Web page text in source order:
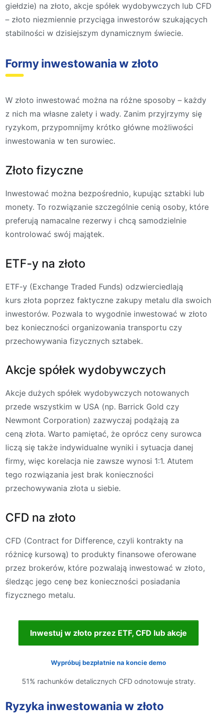
giełdzie) na złoto, akcje spółek wydobywczych lub CFD
– złoto niezmiennie przyciąga inwestorów szukających
stabilności w dzisiejszym dynamicznym świecie.
Formy inwestowania w złoto
W złoto inwestować można na różne sposoby – każdy
z nich ma własne zalety i wady. Zanim przyjrzymy się
ryzykom, przypomnijmy krótko główne możliwości
inwestowania w ten surowiec.
Złoto fizyczne
Inwestować można bezpośrednio, kupując sztabki lub
monety. To rozwiązanie szczególnie cenią osoby, które
preferują namacalne rezerwy i chcą samodzielnie
kontrolować swój majątek.
ETF-y na złoto
ETF-y (Exchange Traded Funds) odzwierciedlają
kurs złota poprzez faktyczne zakupy metalu dla swoich
inwestorów. Pozwala to wygodnie inwestować w złoto
bez konieczności organizowania transportu czy
przechowywania fizycznych sztabek.
Akcje spółek wydobywczych
Akcje dużych spółek wydobywczych notowanych
przede wszystkim w USA (np. Barrick Gold czy
Newmont Corporation) zazwyczaj podążają za
ceną złota. Warto pamiętać, że oprócz ceny surowca
liczą się także indywidualne wyniki i sytuacja danej
firmy, więc korelacja nie zawsze wynosi 1:1. Atutem
tego rozwiązania jest brak konieczności
przechowywania złota u siebie.
CFD na złoto
CFD (Contract for Difference, czyli kontrakty na
różnicę kursową) to produkty finansowe oferowane
przez brokerów, które pozwalają inwestować w złoto,
śledząc jego cenę bez konieczności posiadania
fizycznego metalu.
Inwestuj w złoto przez ETF, CFD lub akcje
Wypróbuj bezpłatnie na koncie demo
51% rachunków detalicznych CFD odnotowuje straty.
Ryzyka inwestowania w złoto